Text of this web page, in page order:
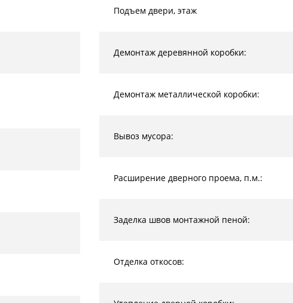
Подъем двери, этаж
Демонтаж деревянной коробки:
Демонтаж металлической коробки:
Вывоз мусора:
Расширение дверного проема, п.м.:
Заделка швов монтажной пеной:
Отделка откосов: